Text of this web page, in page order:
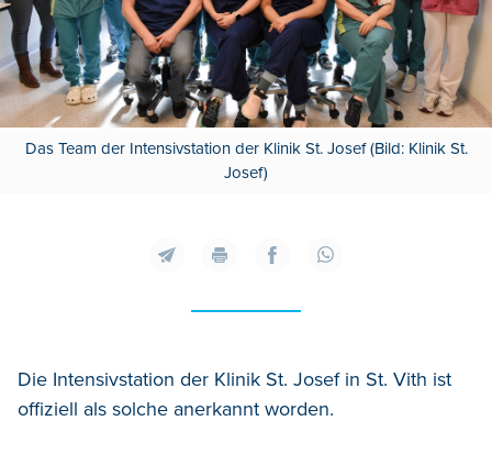
Das Team der Intensivstation der Klinik St. Josef (Bild: Klinik St.
Josef)
Die Intensivstation der Klinik St. Josef in St. Vith ist
offiziell als solche anerkannt worden.